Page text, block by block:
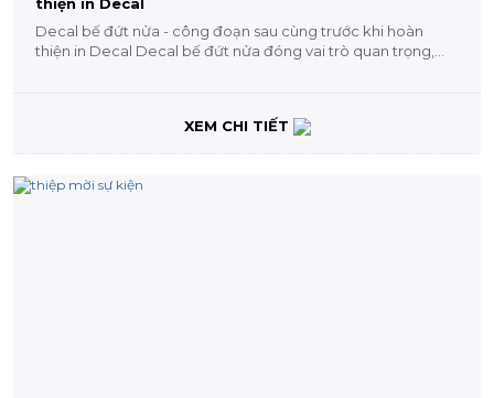
Decal bế đứt nửa - công đoạn sau cùng trước khi hoàn
thiện in Decal Decal bế đứt nửa đóng vai trò quan trọng,
XEM CHI TIẾT